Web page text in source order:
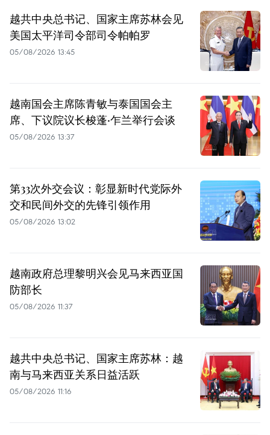
越共中央总书记、国家主席苏林会见
美国太平洋司令部司令帕帕罗
05/08/2026 13:45
越南国会主席陈青敏与泰国国会主
席、下议院议长梭蓬·乍兰举行会谈
05/08/2026 13:37
第33次外交会议：彰显新时代党际外
交和民间外交的先锋引领作用
05/08/2026 13:02
越南政府总理黎明兴会见马来西亚国
防部长
05/08/2026 11:37
越共中央总书记、国家主席苏林：越
南与马来西亚关系日益活跃
05/08/2026 11:16